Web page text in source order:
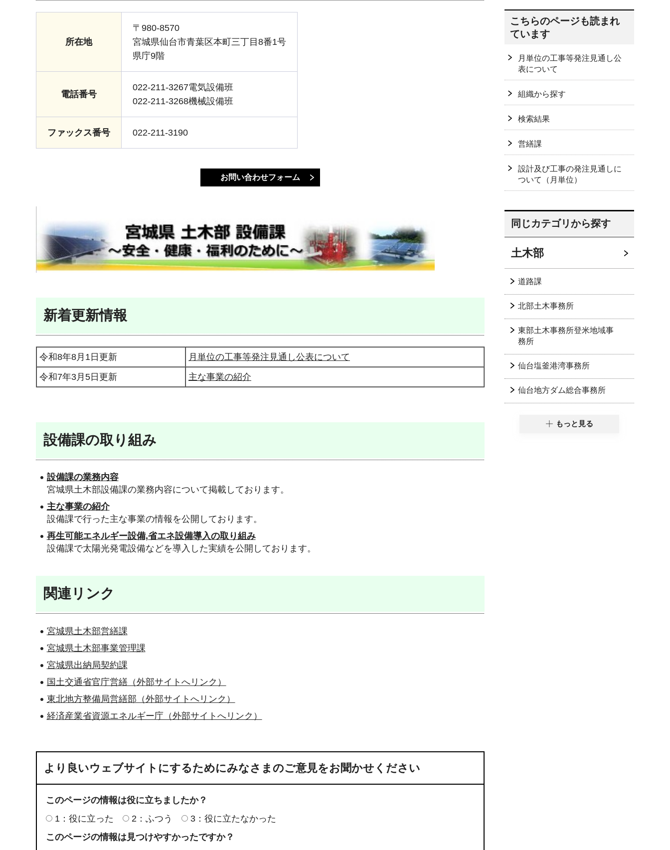
所在地
〒980-8570
宮城県仙台市青葉区本町三丁目8番1号
県庁9階
電話番号
022-211-3267電気設備班
022-211-3268機械設備班
ファックス番号 022-211-3190
新着更新情報
令和8年8月1日更新
月単位の工事等発注見通し公表について
令和7年3月5日更新
主な事業の紹介
設備課の取り組み
設備課の業務内容
宮城県土木部設備課の業務内容について掲載しております。
主な事業の紹介
設備課で行った主な事業の情報を公開しております。
再生可能エネルギー設備,省エネ設備導入の取り組み
設備課で太陽光発電設備などを導入した実績を公開しております。
関連リンク
宮城県土木部営繕課
宮城県土木部事業管理課
宮城県出納局契約課
国土交通省官庁営繕（外部サイトへリンク）
東北地方整備局営繕部（外部サイトへリンク）
経済産業省資源エネルギー庁（外部サイトへリンク）
より良いウェブサイトにするためにみなさまのご意見をお聞かせください
このページの情報は役に立ちましたか？
1：役に立った
2：ふつう
3：役に立たなかった
このページの情報は見つけやすかったですか？
こちらのページも読まれ
ています
月単位の工事等発注見通し公
表について
組織から探す
検索結果
営繕課
設計及び工事の発注見通しに
ついて（月単位）
同じカテゴリから探す
土木部
道路課
北部土木事務所
東部土木事務所登米地域事
務所
仙台塩釜港湾事務所
仙台地方ダム総合事務所
もっと見る